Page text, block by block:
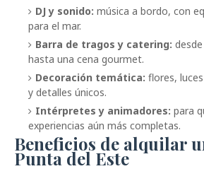
DJ y sonido: música a bordo, con
para el mar.
Barra de tragos y catering:
hasta una cena gourmet.
Decoración temática: flores,
y detalles únicos.
Intérpretes y animadores: para
experiencias aún más completas.
Beneficios de alquilar
Punta del Este